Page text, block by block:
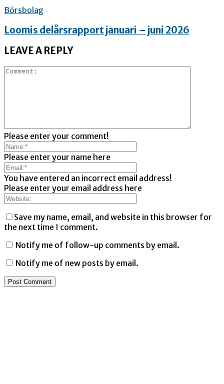
Börsbolag
Loomis delårsrapport januari – juni 2026
LEAVE A REPLY
Please enter your comment!
Please enter your name here
You have entered an incorrect email address!
Please enter your email address here
Save my name, email, and website in this browser for
the next time I comment.
Notify me of follow-up comments by email.
Notify me of new posts by email.